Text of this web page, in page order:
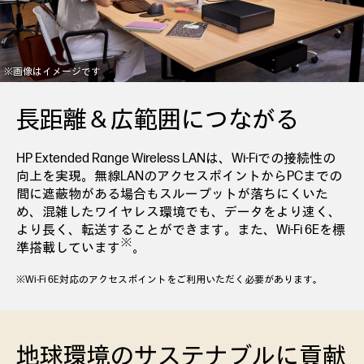
※画像はイメージです
長距離 & 広範囲につながる
HP Extended Range Wireless LANは、Wi-Fiでの接続性の
向上を実現。無線LANのアクセスポイントからPCまでの
間に遮蔽物がある場合もスループットが落ちにくいた
め、混雑したワイヤレス環境でも、データをより速く、
より長く、転送することができます。また、Wi-Fi 6Eを標
準搭載しています※。
※Wi-Fi 6E対応のアクセスポイントをご利用いただく必要があります。
地球環境のサステナブルに貢献